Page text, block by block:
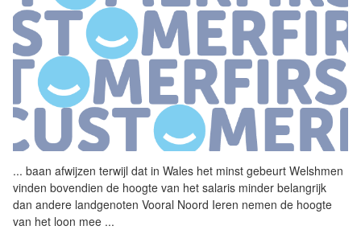
... baan afwijzen terwijl dat in Wales het minst gebeurt Welshmen
vinden bovendien de hoogte van het salaris minder belangrijk
dan andere landgenoten Vooral Noord Ieren nemen de hoogte
van het loon mee ...